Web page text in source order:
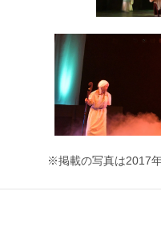
※掲載の写真は2017